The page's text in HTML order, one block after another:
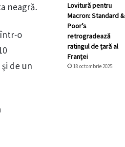
neagră.
o
de un
Lovitură pentru
Macron: Standard &
Poor’s
retrogradează
ratingul de țară al
Franței
18 octombrie 2025